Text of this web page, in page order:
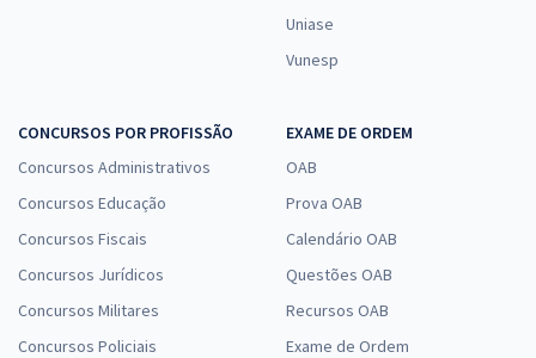
Uniase
Vunesp
CONCURSOS POR PROFISSÃO
Concursos Administrativos
Concursos Educação
Concursos Fiscais
Concursos Jurídicos
Concursos Militares
Concursos Policiais
EXAME DE ORDEM
OAB
Prova OAB
Calendário OAB
Questões OAB
Recursos OAB
Exame de Ordem